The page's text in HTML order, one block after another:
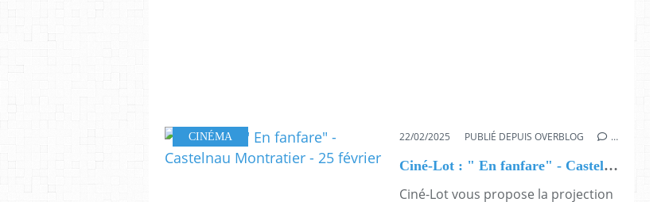
CINÉMA 22/02/2025 PUBLIÉ DEPUIS OVERBLOG …
Ciné-Lot : " En fanfare" - Castelnau Montratier - 25 février
Ciné-Lot vous propose la projection